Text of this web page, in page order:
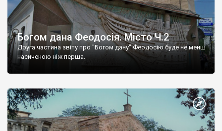
Богом дана Феодосія. Місто Ч.2
Друга частина звіту про "Богом дану" Феодосію буде не менш
насиченою ніж перша.